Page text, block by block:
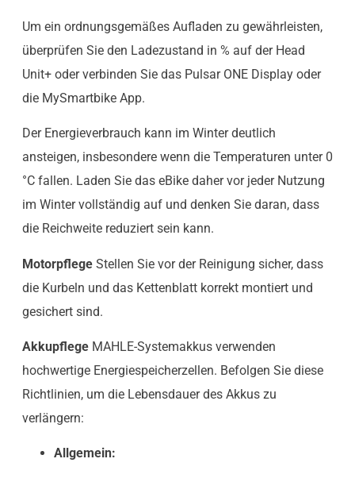
Um ein ordnungsgemäßes Aufladen zu gewährleisten,
überprüfen Sie den Ladezustand in % auf der Head
Unit+ oder verbinden Sie das Pulsar ONE Display oder
die MySmartbike App.
Der Energieverbrauch kann im Winter deutlich
ansteigen, insbesondere wenn die Temperaturen unter 0
°C fallen. Laden Sie das eBike daher vor jeder Nutzung
im Winter vollständig auf und denken Sie daran, dass
die Reichweite reduziert sein kann.
MotorpflegeStellen Sie vor der Reinigung sicher, dass
die Kurbeln und das Kettenblatt korrekt montiert und
gesichert sind.
AkkupflegeMAHLE-Systemakkus verwenden
hochwertige Energiespeicherzellen. Befolgen Sie diese
Richtlinien, um die Lebensdauer des Akkus zu
verlängern:
Allgemein: